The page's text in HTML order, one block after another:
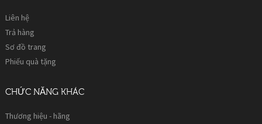
Liên hệ
Trả hàng
Sơ đồ trang
Phiếu quà tặng
CHỨC NĂNG KHÁC
Thương hiệu - hãng